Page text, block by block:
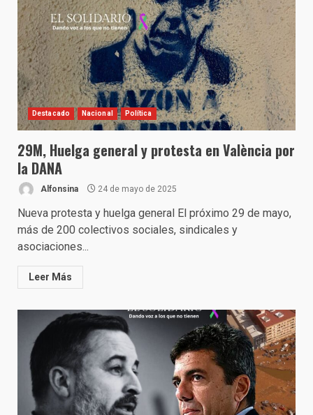
Destacado Nacional Política
29M, Huelga general y protesta en València por
la DANA
Alfonsina 24 de mayo de 2025
Nueva protesta y huelga general El próximo 29 de mayo,
más de 200 colectivos sociales, sindicales y
asociaciones...
Leer Más